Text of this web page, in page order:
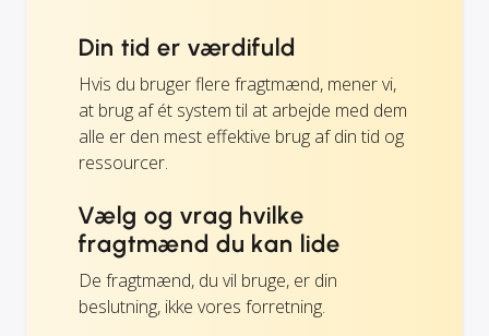
Din tid er værdifuld
Hvis du bruger flere fragtmænd, mener vi,
at brug af ét system til at arbejde med dem
alle er den mest effektive brug af din tid og
ressourcer.
Vælg og vrag hvilke
fragtmænd du kan lide
De fragtmænd, du vil bruge, er din
beslutning, ikke vores forretning.